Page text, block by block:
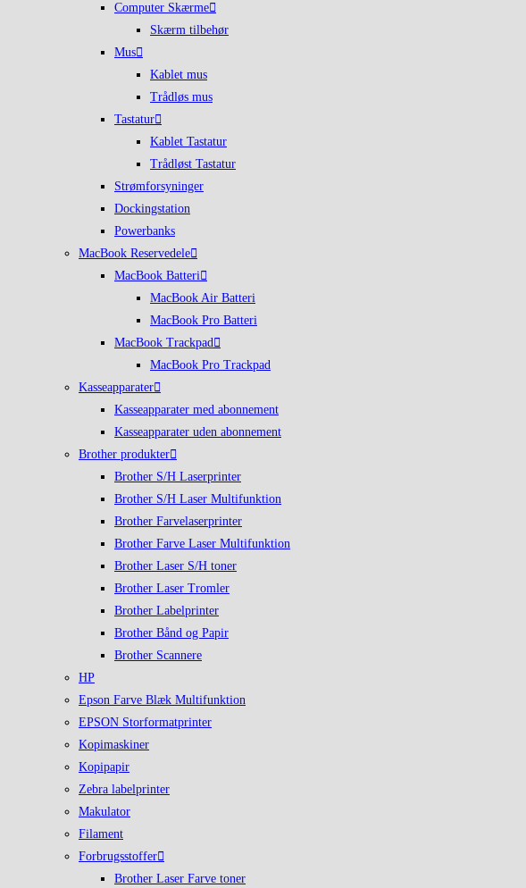
Computer Skærme
Skærm tilbehør
Mus
Kablet mus
Trådløs mus
Tastatur
Kablet Tastatur
Trådløst Tastatur
Strømforsyninger
Dockingstation
Powerbanks
MacBook Reservedele
MacBook Batteri
MacBook Air Batteri
MacBook Pro Batteri
MacBook Trackpad
MacBook Pro Trackpad
Kasseapparater
Kasseapparater med abonnement
Kasseapparater uden abonnement
Brother produkter
Brother S/H Laserprinter
Brother S/H Laser Multifunktion
Brother Farvelaserprinter
Brother Farve Laser Multifunktion
Brother Laser S/H toner
Brother Laser Tromler
Brother Labelprinter
Brother Bånd og Papir
Brother Scannere
HP
Epson Farve Blæk Multifunktion
EPSON Storformatprinter
Kopimaskiner
Kopipapir
Zebra labelprinter
Makulator
Filament
Forbrugsstoffer
Brother Laser Farve toner